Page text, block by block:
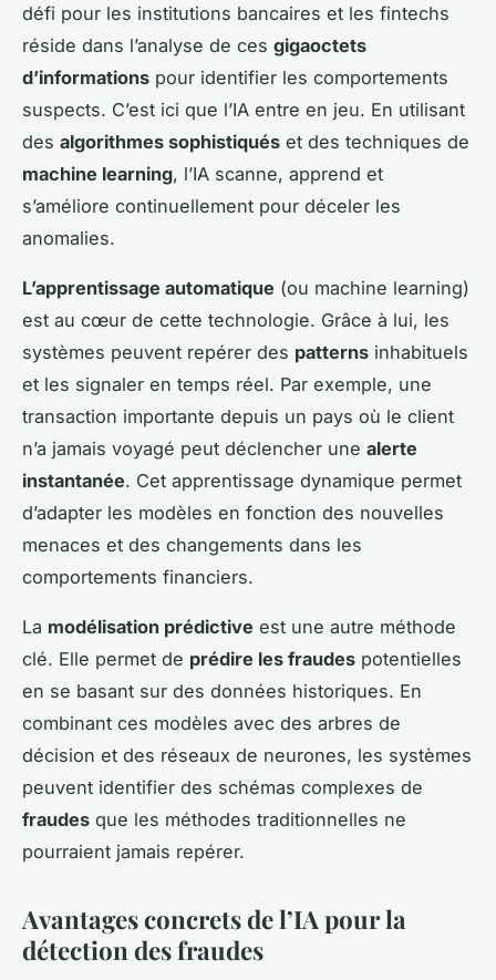
défi pour les institutions bancaires et les fintechs
réside dans l’analyse de ces gigaoctets
d’informations pour identifier les comportements
suspects. C’est ici que l’IA entre en jeu. En utilisant
des algorithmes sophistiqués et des techniques de
machine learning, l’IA scanne, apprend et
s’améliore continuellement pour déceler les
anomalies.
L’apprentissage automatique (ou machine learning)
est au cœur de cette technologie. Grâce à lui, les
systèmes peuvent repérer des patterns inhabituels
et les signaler en temps réel. Par exemple, une
transaction importante depuis un pays où le client
n’a jamais voyagé peut déclencher une alerte
instantanée. Cet apprentissage dynamique permet
d’adapter les modèles en fonction des nouvelles
menaces et des changements dans les
comportements financiers.
La modélisation prédictive est une autre méthode
clé. Elle permet de prédire les fraudes potentielles
en se basant sur des données historiques. En
combinant ces modèles avec des arbres de
décision et des réseaux de neurones, les systèmes
peuvent identifier des schémas complexes de
fraudes que les méthodes traditionnelles ne
pourraient jamais repérer.
Avantages concrets de l’IA pour la
détection des fraudes